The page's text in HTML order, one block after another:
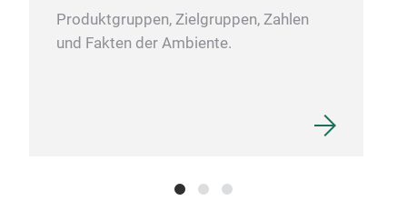
Produktgruppen, Zielgruppen, Zahlen
und Fakten der Ambiente.